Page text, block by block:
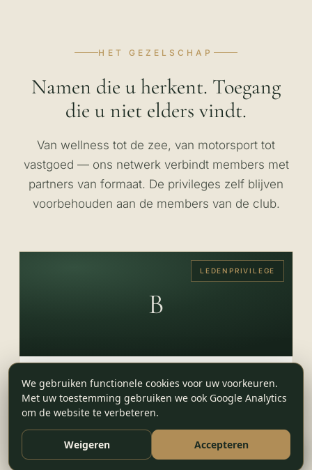
HET GEZELSCHAP
Namen die u herkent. Toegang
die u niet elders vindt.
Van wellness tot de zee, van motorsport tot
vastgoed — ons netwerk verbindt members met
partners van formaat. De privileges zelf blijven
voorbehouden aan de members van de club.
B
LEDENPRIVILEGE
WELLNESS & VERBLIJF · ANTWERPEN,
BELGIË
Botanic Sanctuary Antwerp
Vijfsterren-huis en wellness-sanctuary in het hart
We gebruiken functionele cookies voor uw voorkeuren.
Met uw toestemming gebruiken we ook Google Analytics
om de website te verbeteren.
Weigeren Accepteren